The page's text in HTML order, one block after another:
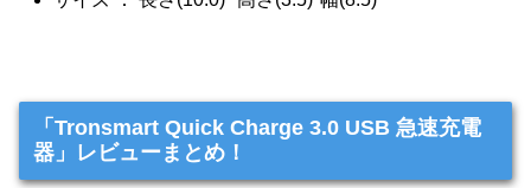
「Tronsmart Quick Charge 3.0 USB 急速充電
器」レビューまとめ！